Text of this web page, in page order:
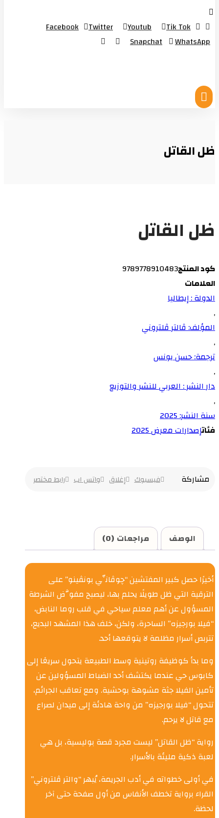
Facebook Twitter Youtub
Tik Tok
Snapchat
WhatsApp
ظل القاتل
ظل القاتل
كود المنتج9789778910483
العلامات
الدولة : إيطاليا
,
المؤلف: ڤالتر ڤلتروني
,
ترجمة: حسن يونس
,
دار النشر : العربي للنشر والتوزيع
,
سنة النشر: 2025
فئاتإصدارات معرض 2025
فيسبوك إغلاق واتس اب رابط مختصر
الوصف مراجعات (0)
أخيرًا حصل كبير المفتشين “چوڤانِّي بونڤينو” على
الترقية التي ظل طويلًا يحلم بها، ليصبح مفوَّض الشرطة
المسؤول عن أهم معلم سياحي في قلب روما النابض،
“فيلا بورجيزه” الساحرة، ولكن، خلف هذا المشهد البديع،
تتربص أسرار مظلمة لا يتوقعها أحد.
وما بدأ كوظيفة روتينية وسط الطبيعة يتحول سريعًا إلى
كابوس حي عندما يكتشف أحد الضباط المسؤولين عن
تأمين الفيلا جثة مشوهة بوحشية. ومع تعاقب الجرائم،
تتحول “فيلا بورجيزه” من واحة هادئة إلى ميدان لصراع
مع قاتل لا يرحم.
رواية “ظل القاتل” ليست مجرد قصة بوليسية، بل هي
لعبة ذكية مليئة بالأسرار.
في أولى خطواته في أدب الجريمة، يُبهر “والتر ڤلتروني”
القراء برواية تخطف الأنفاس من أول صفحة حتى آخر
لحظة.